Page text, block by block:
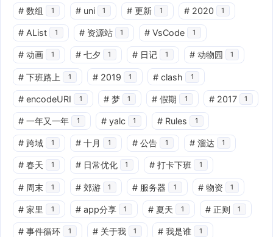
# 数组 1 # uni 1 # 更新 1 # 2020 1
# AList 1 # 资源站 1 # VsCode 1
# 动画 1 # 七夕 1 # 日记 1 # 动物园 1
# 下班路上 1 # 2019 1 # clash 1
# encodeURI 1 # 梦 1 # 假期 1 # 2017 1
# 一年又一年 1 # yalc 1 # Rules 1
# 跨域 1 # 十月 1 # 公告 1 # 溜达 1
# 春天 1 # 日常优化 1 # 打卡下班 1
# 周末 1 # 郊游 1 # 服务器 1 # 物资 1
# 家里 1 # app分享 1 # 夏天 1 # 正则 1
# 事件循环 1 # 关于我 1 # 我是谁 1